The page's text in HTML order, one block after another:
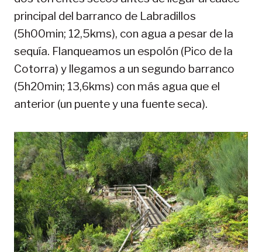
principal del barranco de Labradillos
(5h00min; 12,5kms), con agua a pesar de la
sequía. Flanqueamos un espolón (Pico de la
Cotorra) y llegamos a un segundo barranco
(5h20min; 13,6kms) con más agua que el
anterior (un puente y una fuente seca).